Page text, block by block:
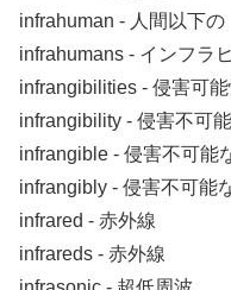
infrahuman ‐ 人間以下の
infrahumans ‐ インフラ
infrangibilities ‐ 侵害可
infrangibility ‐ 侵害不可能
infrangible ‐ 侵害不可能
infrangibly ‐ 侵害不可能
infrared ‐ 赤外線
infrareds ‐ 赤外線